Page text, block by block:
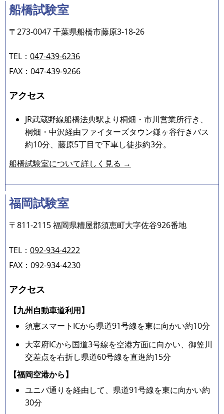
船橋試験室
〒273-0047 千葉県船橋市藤原3-18-26
TEL： 047-439-6236
FAX：047-439-9266
アクセス
JR武蔵野線船橋法典駅より桐畑・市川営業所行き、
桐畑・中沢経由ファイターズタウン鎌ヶ谷行きバス
約10分、藤原5丁目で下車し徒歩約3分。
船橋試験室について詳しく見る →
福岡試験室
〒811-2115 福岡県糟屋郡須恵町大字佐谷926番地
TEL： 092-934-4222
FAX：092-934-4230
アクセス
【九州自動車道利用】
須恵スマートICから県道91号線を東に向かい約10分
大宰府ICから国道3号線を空港方面に向かい、御笠川
交差点を右折し県道60号線を直進約15分
【福岡空港から】
ユニバ通りを経由して、県道91号線を東に向かい約
30分